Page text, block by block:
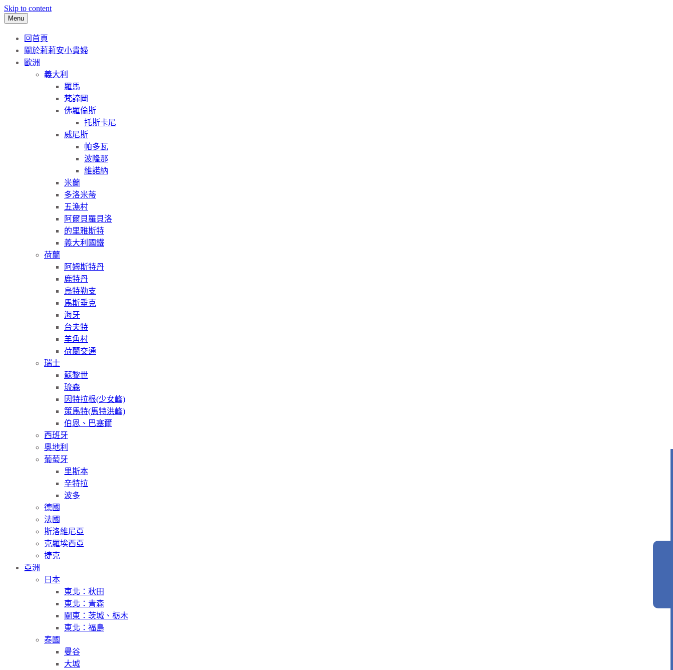
Skip to content
Menu
回首頁
關於莉莉安小貴婦
歐洲
義大利
羅馬
梵諦岡
佛羅倫斯
托斯卡尼
威尼斯
帕多瓦
波隆那
維諾納
米蘭
多洛米蒂
五漁村
阿爾貝羅貝洛
的里雅斯特
義大利國鐵
荷蘭
阿姆斯特丹
鹿特丹
烏特勒支
馬斯垂克
海牙
台夫特
羊角村
荷蘭交通
瑞士
蘇黎世
琉森
因特拉根(少女峰)
策馬特(馬特洪峰)
伯恩、巴塞爾
西班牙
奧地利
葡萄牙
里斯本
辛特拉
波多
德國
法國
斯洛維尼亞
克羅埃西亞
捷克
亞洲
日本
東北：秋田
東北：青森
關東：茨城、栃木
東北：福島
泰國
曼谷
大城